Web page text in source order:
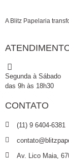
A Blitz Papelaria
Segunda à Sábado
das 9h às 18h30
CONTATO
(11) 9 6404-6381
Av. Lico Maia,